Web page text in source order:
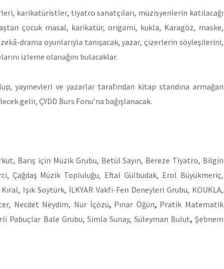
karikatüristler, tiyatro sanatçıları, müzisyenlerin katılacağı
çocuk masal, karikatür, origami, kukla, Karagöz, maske,
drama oyunlarıyla tanışacak, yazar, çizerlerin söyleşilerini,
izleme olanağını bulacaklar.
yayınevleri ve yazarlar tarafından kitap standına armağan
gelir, ÇYDD Burs Fonu’na bağışlanacak.
Barış için Müzik Grubu, Betül Sayın, Bereze Tiyatro, Bilgin
Çağdaş Müzik Topluluğu, Eftal Gülbudak, Erol Büyükmeriç,
Işık Soytürk, İLKYAR Vakfı-Fen Deneyleri Grubu, KOUKLA,
Necdet Neydim, Nur İçözü, Pınar Öğün, Pratik Matematik
Pabuçlar Bale Grubu, Simla Sunay, Süleyman Bulut,Şebnem